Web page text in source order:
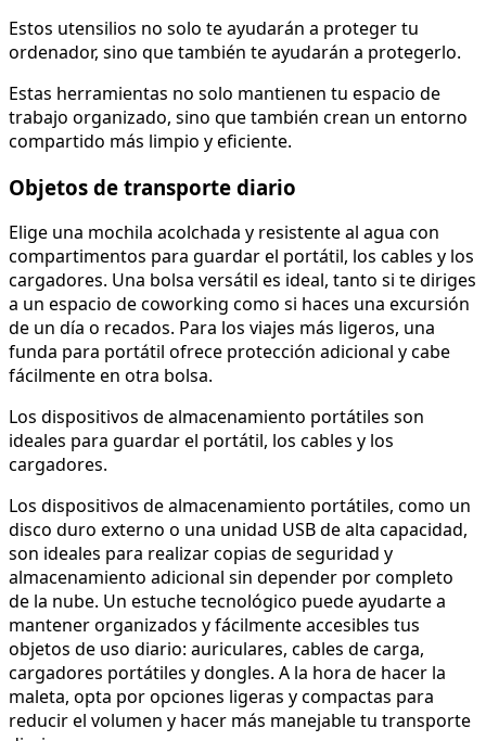
Estos utensilios no solo te ayudarán a proteger tu
ordenador, sino que también te ayudarán a protegerlo.
Estas herramientas no solo mantienen tu espacio de
trabajo organizado, sino que también crean un entorno
compartido más limpio y eficiente.
Objetos de transporte diario
Elige una mochila acolchada y resistente al agua con
compartimentos para guardar el portátil, los cables y los
cargadores. Una bolsa versátil es ideal, tanto si te diriges
a un espacio de coworking como si haces una excursión
de un día o recados. Para los viajes más ligeros, una
funda para portátil ofrece protección adicional y cabe
fácilmente en otra bolsa.
Los dispositivos de almacenamiento portátiles son
ideales para guardar el portátil, los cables y los
cargadores.
Los dispositivos de almacenamiento portátiles, como un
disco duro externo o una unidad USB de alta capacidad,
son ideales para realizar copias de seguridad y
almacenamiento adicional sin depender por completo
de la nube. Un estuche tecnológico puede ayudarte a
mantener organizados y fácilmente accesibles tus
objetos de uso diario: auriculares, cables de carga,
cargadores portátiles y dongles. A la hora de hacer la
maleta, opta por opciones ligeras y compactas para
reducir el volumen y hacer más manejable tu transporte